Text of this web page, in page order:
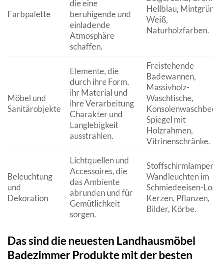
Farbpalette
die eine
beruhigende und
einladende
Atmosphäre
schaffen.
Hellblau, Mintgrün,
Weiß,
Naturholzfarben.
Möbel und
Sanitärobjekte
Elemente, die
durch ihre Form,
ihr Material und
ihre Verarbeitung
Charakter und
Langlebigkeit
ausstrahlen.
Freistehende
Badewannen,
Massivholz-
Waschtische,
Spiegel mit
Holzrahmen,
Vitrinenschränke.
Beleuchtung
und
Dekoration
Lichtquellen und
Accessoires, die
das Ambiente
abrunden und für
Gemütlichkeit
sorgen.
Stoffschirmlampen,
Wandleuchten im
Schmiedeeisen-
Kerzen, Pflanzen,
Bilder, Körbe.
Das sind die neuesten Landhausmöbel
Badezimmer Produkte mit der besten